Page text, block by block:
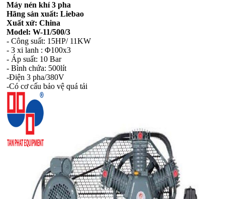
Máy nén khí 3 pha
Hãng sản xuất: Liebao
Xuất xứ: China
Model: W-11/500/3
- Công suất: 15HP/ 11KW
- 3 xi lanh : Φ100x3
- Áp suất: 10 Bar
- Bình chứa: 500lít
-Điện 3 pha/380V
-Có cơ cấu bảo vệ quá tải